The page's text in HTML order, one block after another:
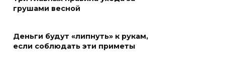
06 августа 2026 09:49
В Ростове на проспекте
Михаила Нагибина, 14а,
грушами весной
Деньги будут «липнуть» к рукам,
если соблюдать эти приметы